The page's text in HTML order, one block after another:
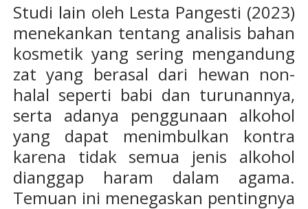
Studi lain oleh Lesta Pangesti (2023)
menekankan tentang analisis bahan
kosmetik yang sering mengandung
zat yang berasal dari hewan non-
halal seperti babi dan turunannya,
serta adanya penggunaan alkohol
yang dapat menimbulkan kontra
karena tidak semua jenis alkohol
dianggap haram dalam agama.
Temuan ini menegaskan pentingnya